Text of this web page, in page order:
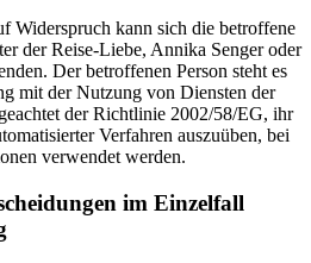
Widerspruch kann sich die betroffene
der Reise-Liebe, Annika Senger oder
Der betroffenen Person steht es
mit der Nutzung von Diensten der
der Richtlinie 2002/58/EG, ihr
Verfahren auszuüben, bei
verwendet werden.
im Einzelfall